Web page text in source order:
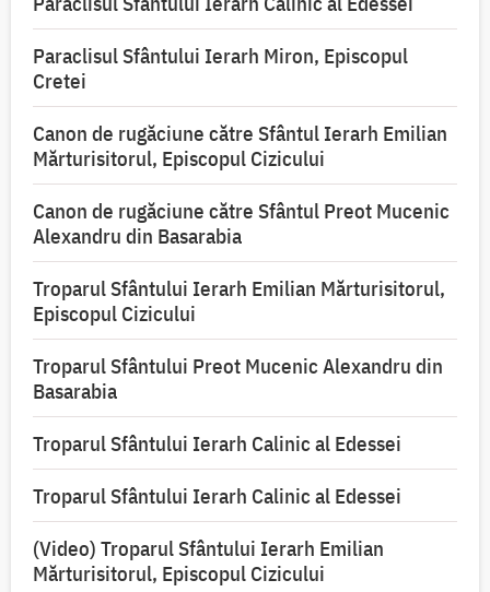
Paraclisul Sfântului Ierarh Miron, Episcopul
Cretei
Canon de rugăciune către Sfântul Ierarh Emilian
Mărturisitorul, Episcopul Cizicului
Canon de rugăciune către Sfântul Preot Mucenic
Alexandru din Basarabia
Troparul Sfântului Ierarh Emilian Mărturisitorul,
Episcopul Cizicului
Troparul Sfântului Preot Mucenic Alexandru din
Basarabia
Troparul Sfântului Ierarh Calinic al Edessei
Troparul Sfântului Ierarh Calinic al Edessei
(Video) Troparul Sfântului Ierarh Emilian
Mărturisitorul, Episcopul Cizicului